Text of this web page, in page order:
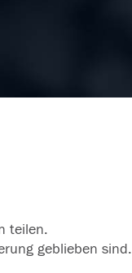
teilen.
geblieben sind.